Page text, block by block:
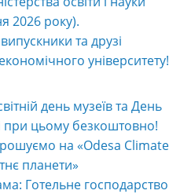
2026 року).
та друзі
університету!
день музеїв та День
при цьому безкоштовно!
на «Odesa Climate
планети»
Готельне господарство